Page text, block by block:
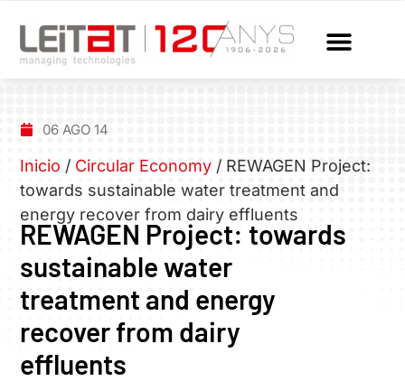
06 AGO 14
Inicio / Circular Economy / REWAGEN Project:
towards sustainable water treatment and
energy recover from dairy effluents
REWAGEN Project: towards
sustainable water
treatment and energy
recover from dairy
effluents